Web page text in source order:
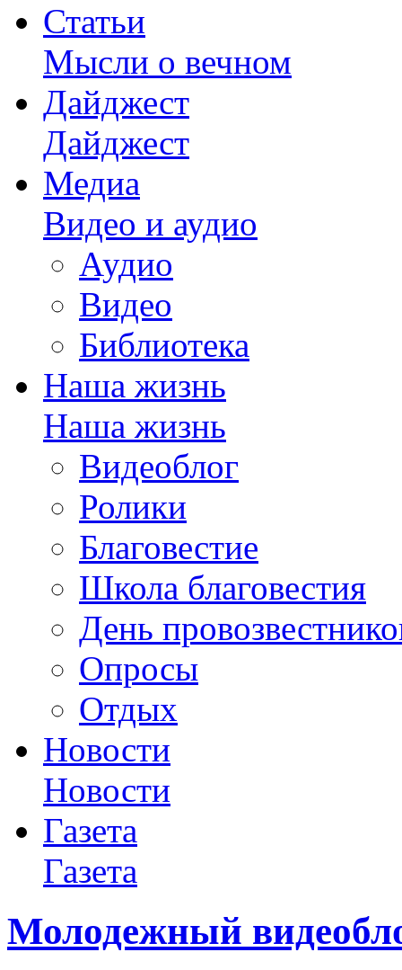
Статьи
Мысли о вечном
Дайджест
Дайджест
Медиа
Видео и аудио
Аудио
Видео
Библиотека
Наша жизнь
Наша жизнь
Видеоблог
Ролики
Благовестие
Школа благовестия
День
Опросы
Отдых
Новости
Новости
Газета
Газета
Молодежный